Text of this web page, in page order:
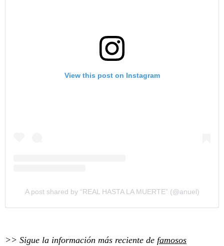
View this post on Instagram
A post shared by “REAL HASTA LA MUERTE” (@anuel)
>> Sigue la información más reciente de famosos